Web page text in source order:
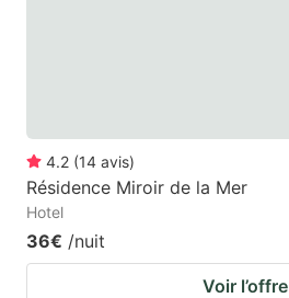
4.2 (14 avis)
Résidence Miroir de la Mer
Hotel
36€ /nuit
Voir l’offre